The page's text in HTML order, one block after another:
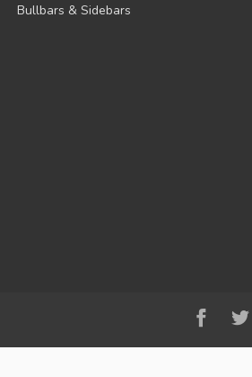
Bullbars & Sidebars